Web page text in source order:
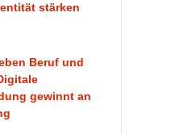
stärken
Beruf und
gewinnt an